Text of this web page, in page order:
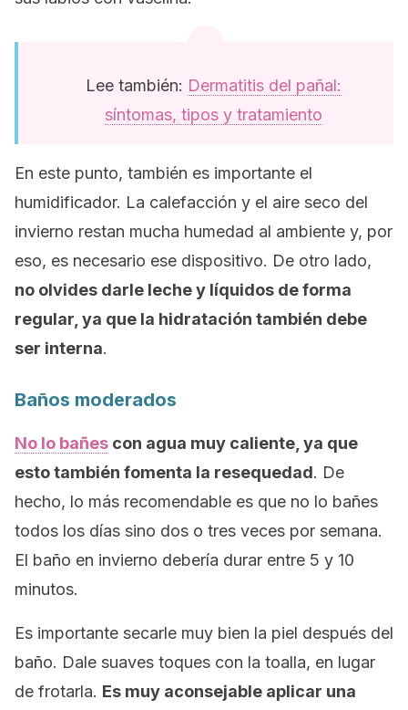
Lee también: Dermatitis del pañal:
síntomas, tipos y tratamiento
En este punto, también es importante el
humidificador. La calefacción y el aire seco del
invierno restan mucha humedad al ambiente y, por
eso, es necesario ese dispositivo. De otro lado,
no olvides darle leche y líquidos de forma
regular, ya que la hidratación también debe
ser interna.
Baños moderados
No lo bañes con agua muy caliente, ya que
esto también fomenta la resequedad. De
hecho, lo más recomendable es que no lo bañes
todos los días sino dos o tres veces por semana.
El baño en invierno debería durar entre 5 y 10
minutos.
Es importante secarle muy bien la piel después del
baño. Dale suaves toques con la toalla, en lugar
de frotarla. Es muy aconsejable aplicar una